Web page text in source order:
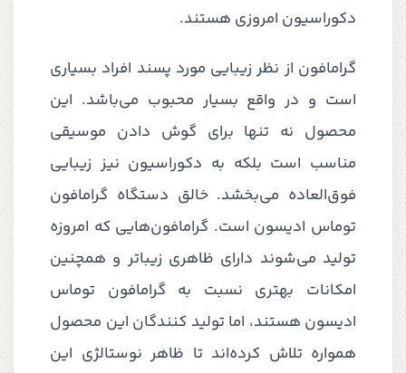
دکوراسیون امروزی هستند.
گرامافون از نظر زیبایی مورد پسند افراد بسیاری
است و در واقع بسیار محبوب می‌باشد. این
محصول نه تنها برای گوش دادن موسیقی
مناسب است بلکه به دکوراسیون نیز زیبایی
فوق‌العاده می‌بخشد. خالق دستگاه گرامافون
توماس ادیسون است. گرامافون‌هایی که امروزه
تولید می‌شوند دارای ظاهری زیباتر و همچنین
امکانات بهتری نسبت به گرامافون توماس
ادیسون هستند، اما تولید کنندگان این محصول
همواره تلاش کرده‌اند تا ظاهر نوستالژی این